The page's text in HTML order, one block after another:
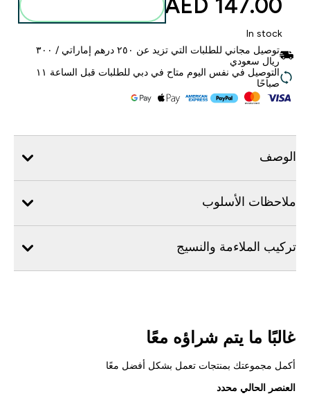
147.00 AED‎
In stock
توصيل مجاني للطلبات التي تزيد عن ٢٥٠ درهم إماراتي / ٣٠٠
ريال سعودي
التوصيل في نفس اليوم متاح في دبي للطلبات قبل الساعة ١١
صباحًا
الوصف
ملاحظات الأسلوب
تركيب الملاءمة والنسيج
غالبًا ما يتم شراؤه معًا
أكمل مجموعتك بمنتجات تعمل بشكل أفضل معًا
العنصر الحالي محدد